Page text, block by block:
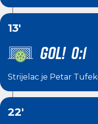
13'
GOL! 0:1
Strijelac je Petar
22'